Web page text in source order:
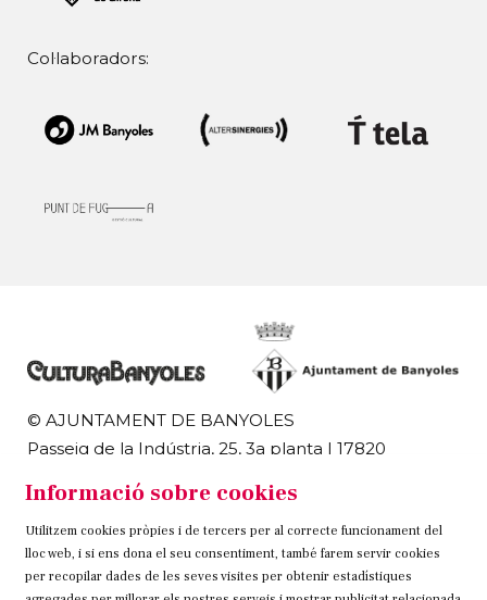
Col·laboradors:
© AJUNTAMENT DE BANYOLES
Passeig de la Indústria, 25, 3a planta | 17820
972 58 18 48 | 972 57 00 50
Sitemap Avís Legal Ús de Cookies Contacteu
Informació sobre cookies
Utilitzem cookies pròpies i de tercers per al correcte funcionament del
lloc web, i si ens dona el seu consentiment, també farem servir cookies
per recopilar dades de les seves visites per obtenir estadístiques